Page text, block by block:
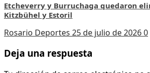
Etcheverry y Burruchaga quedaron
Kitzbühel y Estoril
Rosario Deportes 25 de julio de 20260
Deja una respuesta